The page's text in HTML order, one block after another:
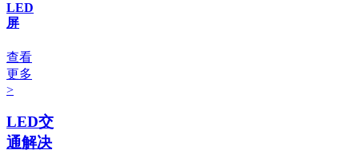
LED
屏
查看
更多
>
LED交
通解决